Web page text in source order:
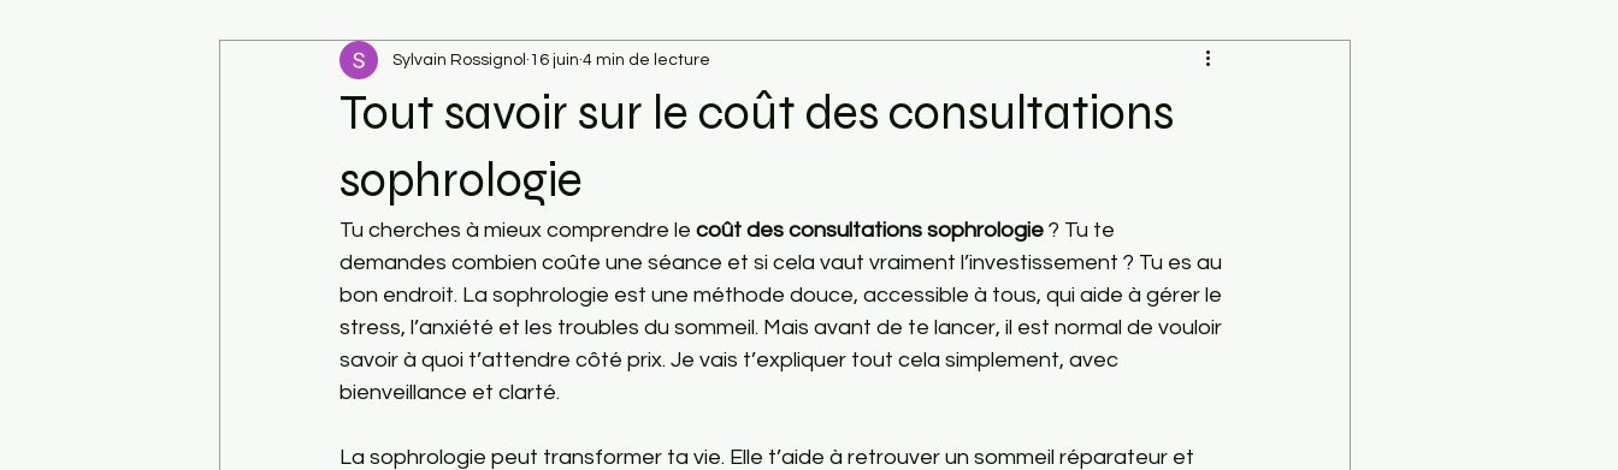
Tout savoir sur le coût des consultations
sophrologie
Sylvain Rossignol 16 juin 4 min de lecture
Tu cherches à mieux comprendre le coût des consultations sophrologie ? Tu te
demandes combien coûte une séance et si cela vaut vraiment l’investissement ? Tu es au
bon endroit. La sophrologie est une méthode douce, accessible à tous, qui aide à gérer le
stress, l’anxiété et les troubles du sommeil. Mais avant de te lancer, il est normal de vouloir
savoir à quoi t’attendre côté prix. Je vais t’expliquer tout cela simplement, avec
bienveillance et clarté.
La sophrologie peut transformer ta vie. Elle t’aide à retrouver un sommeil réparateur et